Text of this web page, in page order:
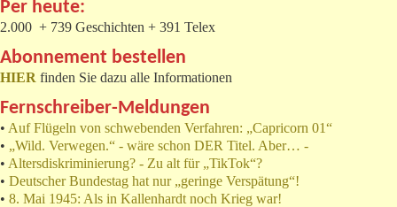
Per heute:
2.000 + 739 Geschichten + 391 Telex
Abonnement bestellen
HIER finden Sie dazu alle Informationen
Fernschreiber-Meldungen
• Auf Flügeln von schwebenden Verfahren: „Capricorn 01“
• „Wild. Verwegen.“ - wäre schon DER Titel. Aber… -
• Altersdiskriminierung? - Zu alt für „TikTok“?
• Deutscher Bundestag hat nur „geringe Verspätung“!
• 8. Mai 1945: Als in Kallenhardt noch Krieg war!